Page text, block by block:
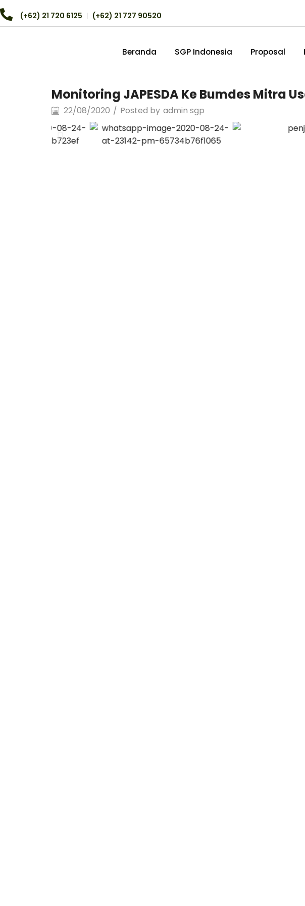
(+62) 21 720 6125 ︱ (+62) 21 727 90520
Beranda SGP Indonesia Proposal
Monitoring JAPESDA Ke Bumdes Mitra
22/08/2020 / Posted by admin sgp